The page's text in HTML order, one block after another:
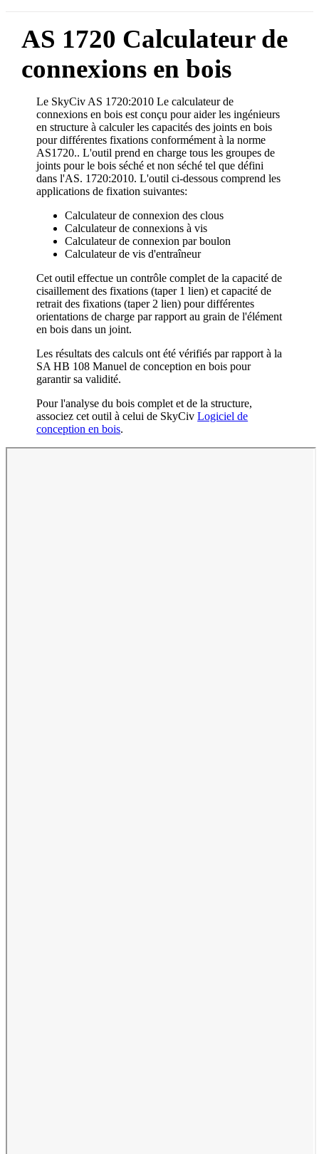
AS 1720 Calculateur de
connexions en bois
Le SkyCiv AS 1720:2010 Le calculateur de
connexions en bois est conçu pour aider les ingénieurs
en structure à calculer les capacités des joints en bois
pour différentes fixations conformément à la norme
AS1720..L'outil prend en charge tous les groupes de
joints pour le bois séché et non séché tel que défini
dans l'AS. 1720:2010. L'outil ci-dessous comprend les
applications de fixation suivantes:
Calculateur de connexion des clous
Calculateur de connexions à vis
Calculateur de connexion par boulon
Calculateur de vis d'entraîneur
Cet outil effectue un contrôle complet de la capacité de
cisaillement des fixations (taper 1 lien) et capacité de
retrait des fixations (taper 2 lien) pour différentes
orientations de charge par rapport au grain de l'élément
en bois dans un joint.
Les résultats des calculs ont été vérifiés par rapport à la
SA HB 108 Manuel de conception en bois pour
garantir sa validité.
Pour l'analyse du bois complet et de la structure,
associez cet outil à celui de SkyCivLogiciel de
conception en bois.